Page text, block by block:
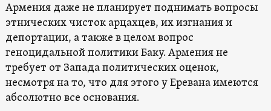
Армения даже не планирует поднимать вопросы
этнических чисток арцахцев, их изгнания и
депортации, а также в целом вопрос
геноцидальной политики Баку. Армения не
требует от Запада политических оценок,
несмотря на то, что для этого у Еревана имеются
абсолютно все основания.